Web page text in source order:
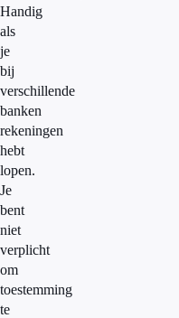
Handig
als
je
bij
verschillende
banken
rekeningen
hebt
lopen.
Je
bent
niet
verplicht
om
toestemming
te